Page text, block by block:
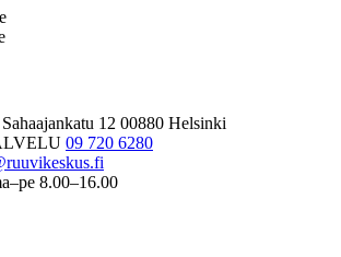
Sahaajankatu 12 00880 Helsinki
09 720 6280
8.00–16.00